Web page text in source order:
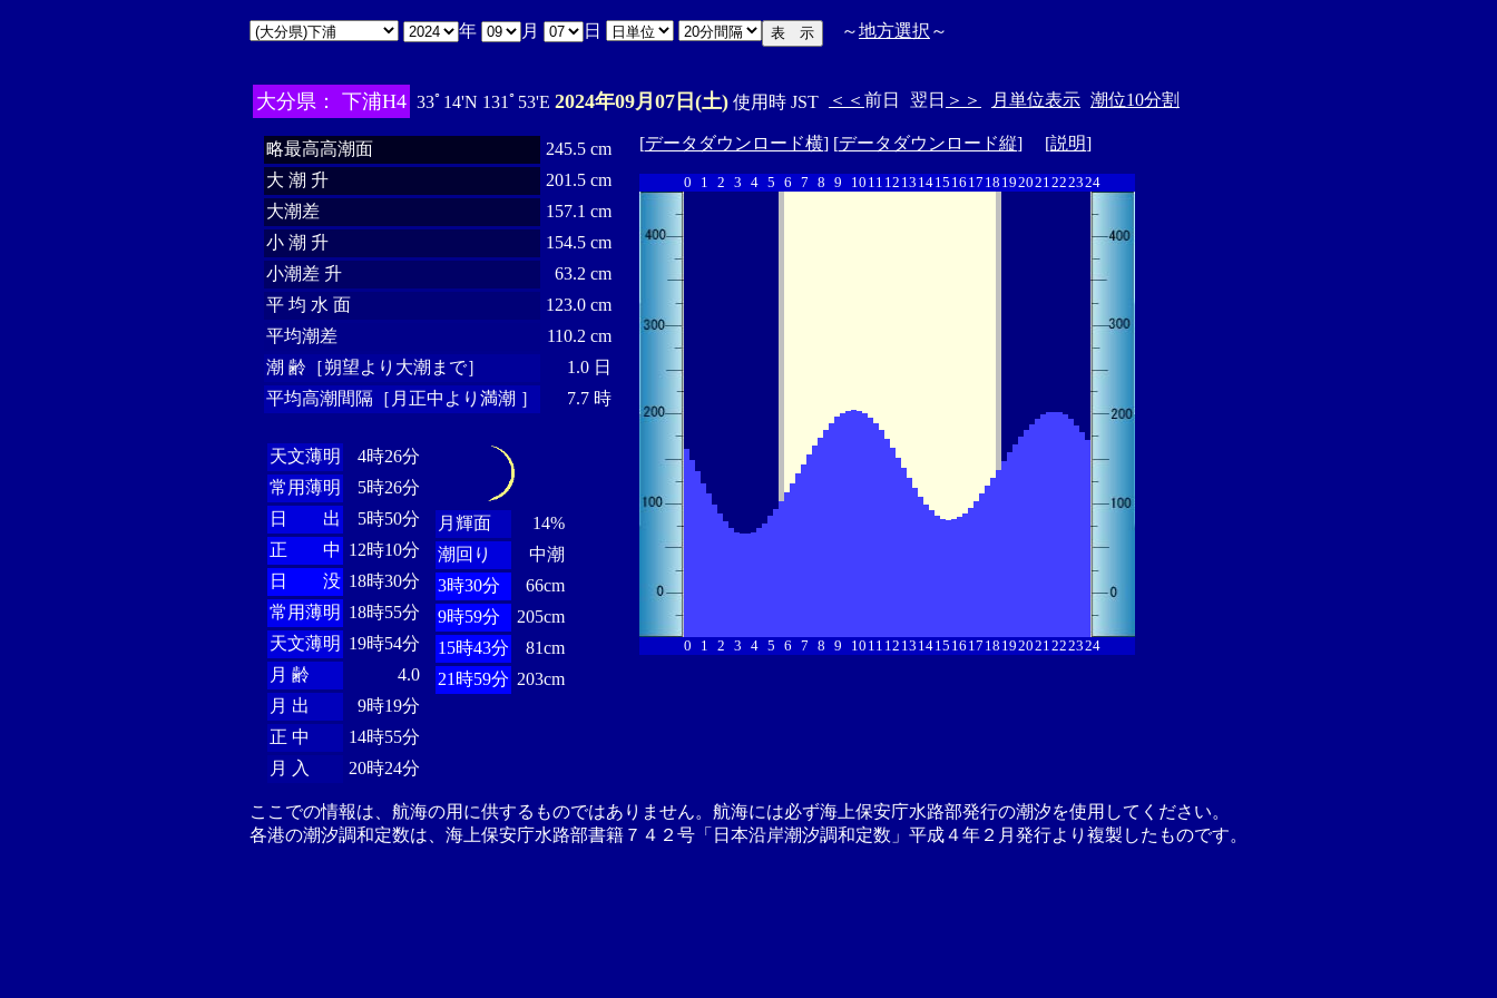
年 月 日 ～地方選択 ～
大分県： 下浦H4 33ﾟ14'N 131ﾟ53'E 2024年09月07日(土) 使用時 JST ＜＜ 前日 翌日 ＞＞ 月単位表示 潮位10分割
略最高高潮面
245.5 cm
大 潮 升
201.5 cm
大潮差
157.1 cm
小 潮 升
154.5 cm
小潮差 升
63.2 cm
平 均 水 面
123.0 cm
平均潮差
110.2 cm
潮 齢［朔望より大潮まで］
1.0 日
平均高潮間隔［月正中より満潮 ］
7.7 時
天文薄明
4時26分
常用薄明
5時26分
日 出
5時50分
正 中 12時10分
日 没 18時30分
常用薄明 18時55分
天文薄明 19時54分
月 齢
4.0
月 出
9時19分
正 中
14時55分
月 入
20時24分
月輝面
14%
潮回り
中潮
3時30分
66cm
9時59分
205cm
15時43分
81cm
21時59分 203cm
[データダウンロード横] [データダウンロード縦] [説明]
0 1 2 3 4 5 6 7 8 9 10 11 12 13 1415 16 17 18 192021222324
0 1 2 3 4 5 6 7 8 9 10 11 12 13 1415 16 17 18 192021222324
ここでの情報は、航海の用に供するものではありません。航海には必ず海上保安庁水路部発行の潮汐を使用してください。
各港の潮汐調和定数は、海上保安庁水路部書籍７４２号「日本沿岸潮汐調和定数」平成４年２月発行より複製したものです。